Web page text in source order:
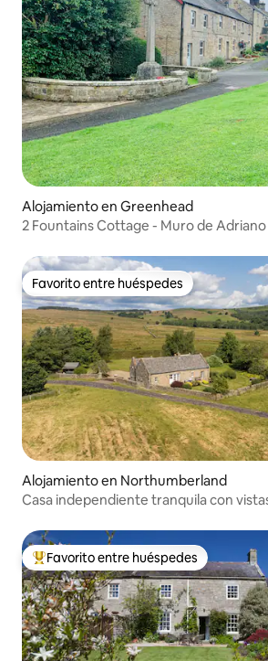
Alojamiento en Greenhead
2 Fountains Cottage - Muro de Adriano
Favorito entre huéspedes
Favorito entre huéspedes
Alojamiento en Northumberland
Casa independiente tranquila con
Favorito entre huéspedes preferido
Favorito entre huéspedes